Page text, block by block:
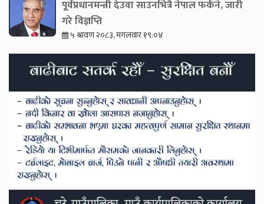
पूर्वप्रधानमन्त्री देउवा साउनभित्रै नेपाल फर्कने, जारी
गरे विज्ञप्ति
५ श्रावण २०८३, मंगलवार १९:०४